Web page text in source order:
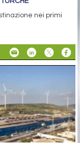
nei primi